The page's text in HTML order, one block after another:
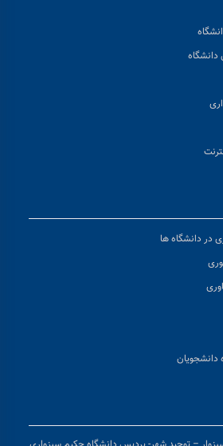
دانشگاه
در دانشگاه ها
دانشجویان